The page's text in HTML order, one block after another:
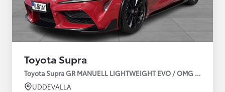
Toyota Supra
Toyota Supra GR MANUELL LIGHTWEIGHT EVO / OMG LEV!
UDDEVALLA